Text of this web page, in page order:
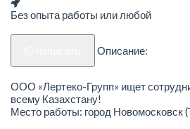
Без опыта работы или любой
Описание:
ООО «Лертеко-Групп» ищет
всему Казахстану!
Место работы: город Новомосковск